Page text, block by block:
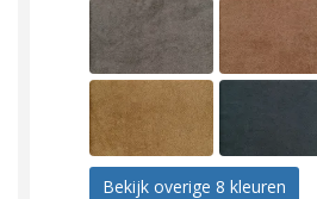
Bekijk overige 8 kleuren